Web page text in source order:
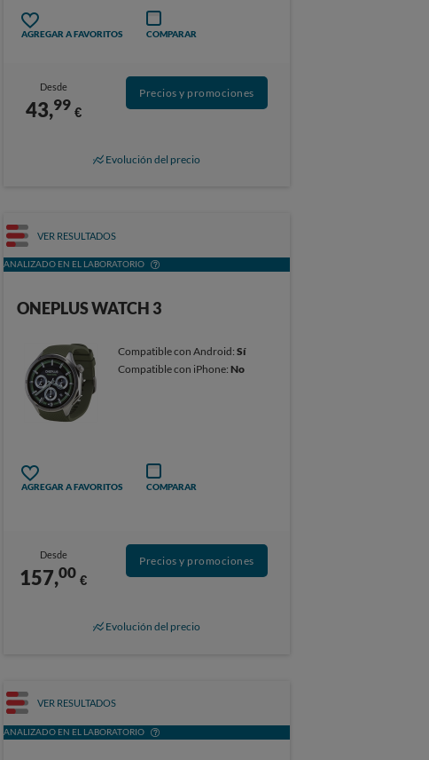
AGREGAR A FAVORITOS COMPARAR
Desde
43,99 €
Precios y promociones
Evolución del precio
VER RESULTADOS
ANALIZADO EN EL LABORATORIO
ONEPLUS WATCH 3
Compatible con Android: Sí
Compatible con iPhone: No
AGREGAR A FAVORITOS COMPARAR
Desde
157,00 €
Precios y promociones
Evolución del precio
VER RESULTADOS
ANALIZADO EN EL LABORATORIO